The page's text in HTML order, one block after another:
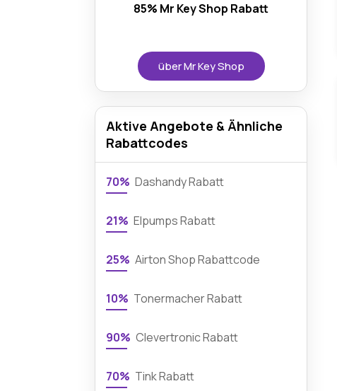
85% Mr Key Shop Rabatt
über Mr Key Shop
Aktive Angebote & Ähnliche
Rabattcodes
70% Dashandy Rabatt
21% Elpumps Rabatt
25% Airton Shop Rabattcode
10% Tonermacher Rabatt
90% Clevertronic Rabatt
70% Tink Rabatt